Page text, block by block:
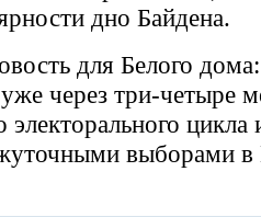
дно Байдена.
для Белого
через три-четыре
электорального цикла
выборами в